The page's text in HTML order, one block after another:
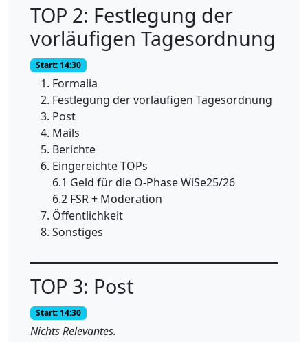
TOP 2: Festlegung der
vorläufigen Tagesordnung
Start: 14:30
Formalia
Festlegung der vorläufigen Tagesordnung
Post
Mails
Berichte
Eingereichte TOPs
6.1 Geld für die O-Phase WiSe25/26
6.2 FSR + Moderation
Öffentlichkeit
Sonstiges
TOP 3: Post
Start: 14:30
Nichts Relevantes.